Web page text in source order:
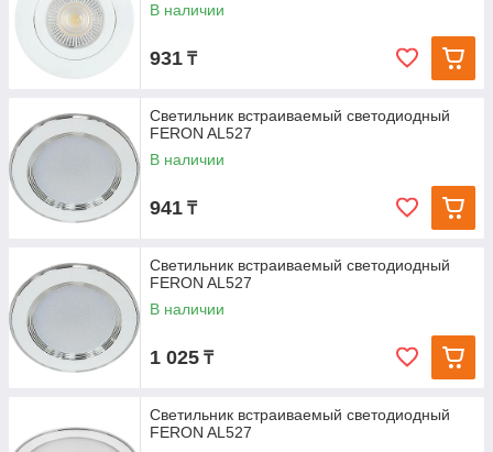
В наличии
931 ₸
Светильник встраиваемый светодиодный
FERON AL527
В наличии
941 ₸
Светильник встраиваемый светодиодный
FERON AL527
В наличии
1 025 ₸
Светильник встраиваемый светодиодный
FERON AL527